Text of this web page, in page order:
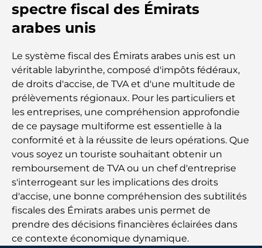
l'univers du luxe aéronautique des milliardaires
Les bagues de fiançailles les plus chères du
Écoles indiennes à Dubaï : Le guide ultime pour
les parents
Découverte des sites emblématiques d'Abu Dhabi
Écoles à Abou Dhabi : Le guide ultime des
meilleures écoles de la capitale
Restaurants à Abou Dhabi : un tour savoureux de
la capitale
spectre fiscal des Émirats
arabes unis
Le système fiscal des Émirats arabes unis est un
véritable labyrinthe, composé d'impôts fédéraux,
de droits d'accise, de TVA et d'une multitude de
prélèvements régionaux. Pour les particuliers et
les entreprises, une compréhension approfondie
de ce paysage multiforme est essentielle à la
conformité et à la réussite de leurs opérations. Que
vous soyez un touriste souhaitant obtenir un
remboursement de TVA ou un chef d'entreprise
s'interrogeant sur les implications des droits
d'accise, une bonne compréhension des subtilités
fiscales des Émirats arabes unis permet de
prendre des décisions financières éclairées dans
ce contexte économique dynamique.